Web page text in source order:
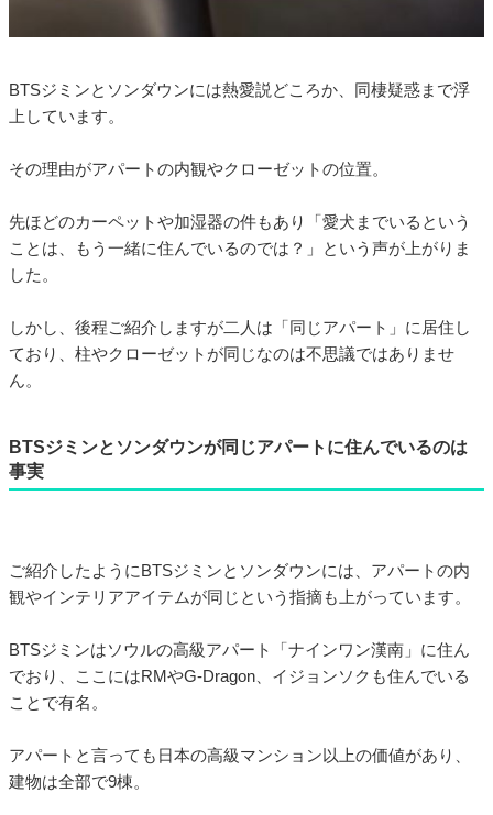
BTSジミンとソンダウンには熱愛説どころか、同棲疑惑まで浮
上しています。
その理由がアパートの内観やクローゼットの位置。
先ほどのカーペットや加湿器の件もあり「愛犬までいるという
ことは、もう一緒に住んでいるのでは？」という声が上がりま
した。
しかし、後程ご紹介しますが二人は「同じアパート」に居住し
ており、柱やクローゼットが同じなのは不思議ではありませ
ん。
BTSジミンとソンダウンが同じアパートに住んでいるのは
事実
ご紹介したようにBTSジミンとソンダウンには、アパートの内
観やインテリアアイテムが同じという指摘も上がっています。
BTSジミンはソウルの高級アパート「ナインワン漢南」に住ん
でおり、ここにはRMやG-Dragon、イジョンソクも住んでいる
ことで有名。
アパートと言っても日本の高級マンション以上の価値があり、
建物は全部で9棟。